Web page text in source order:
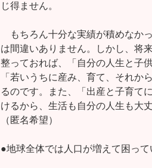
じ得ません。
もちろん十分な実績が積めなか
は間違いありません。しかし、将
整っておれば、「自分の人生と子
「若いうちに産み、育て、それか
るのです。また、「出産と子育て
けるから、生活も自分の人生も大
（匿名希望）
●地球全体では人口が増えて困って